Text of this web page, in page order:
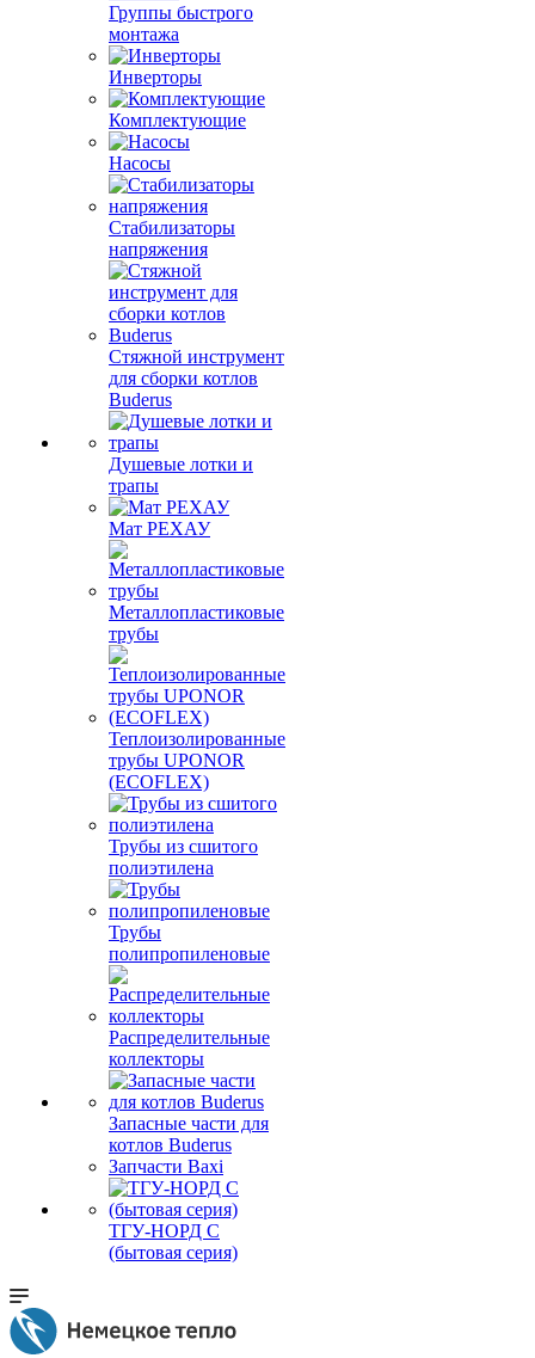
Группы быстрого
монтажа
Инверторы
Комплектующие
Насосы
Стабилизаторы
напряжения
Стяжной инструмент
для сборки котлов
Buderus
Душевые лотки и
трапы
Мат РЕХАУ
Металлопластиковые
трубы
Теплоизолированные
трубы UPONOR
(ECOFLEX)
Трубы из сшитого
полиэтилена
Трубы
полипропиленовые
Распределительные
коллекторы
Запасные части для
котлов Buderus
Запчасти Baxi
ТГУ-НОРД С
(бытовая серия)